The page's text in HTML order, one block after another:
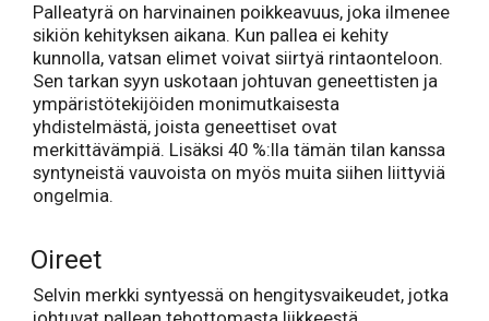
Palleatyrä on harvinainen poikkeavuus, joka ilmenee
sikiön kehityksen aikana. Kun pallea ei kehity
kunnolla, vatsan elimet voivat siirtyä rintaonteloon.
Sen tarkan syyn uskotaan johtuvan geneettisten ja
ympäristötekijöiden monimutkaisesta
yhdistelmästä, joista geneettiset ovat
merkittävämpiä. Lisäksi 40 %:lla tämän tilan kanssa
syntyneistä vauvoista on myös muita siihen liittyviä
ongelmia.
Oireet
Selvin merkki syntyessä on hengitysvaikeudet, jotka